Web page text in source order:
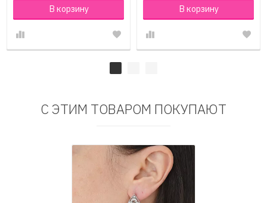
В корзину В корзину
С ЭТИМ ТОВАРОМ ПОКУПАЮТ